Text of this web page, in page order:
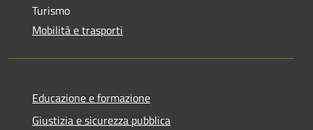
Turismo
Mobilità e trasporti
Educazione e formazione
Giustizia e sicurezza pubblica